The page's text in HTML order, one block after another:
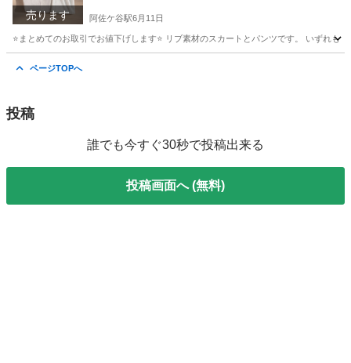
売ります 阿佐ケ谷駅6月11日
⭐️まとめてのお取引でお値下げします⭐️ リブ素材のスカートとパンツです。 いずれ
ページTOPへ
投稿
誰でも今すぐ30秒で投稿出来る
投稿画面へ (無料)